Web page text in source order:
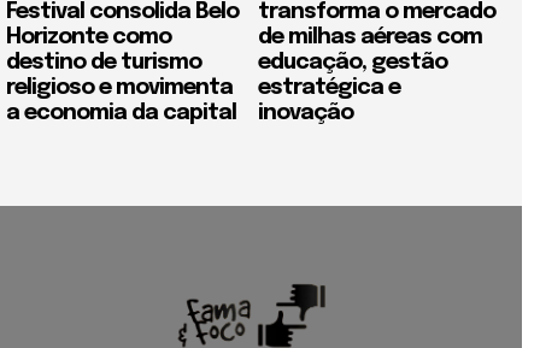
Festival consolida Belo
Horizonte como
destino de turismo
religioso e movimenta
a economia da capital
transforma o mercado
de milhas aéreas com
educação, gestão
estratégica e
inovação